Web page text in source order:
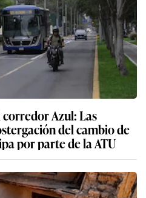
Azul: Las
del cambio de
por parte de la ATU